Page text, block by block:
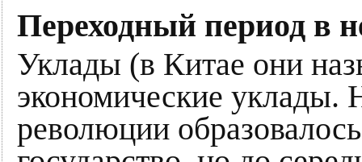
Переходный период в
Уклады (в Китае они
экономические
революции